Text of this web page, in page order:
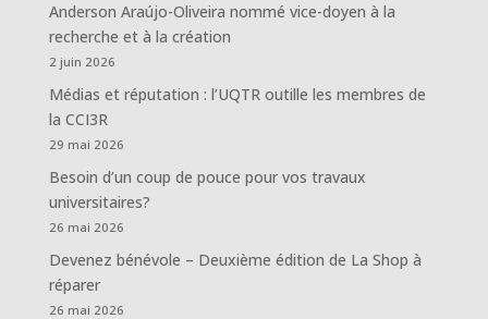
Anderson Araújo-Oliveira nommé vice-doyen à la
recherche et à la création
2 juin 2026
Médias et réputation : l’UQTR outille les membres de
la CCI3R
29 mai 2026
Besoin d’un coup de pouce pour vos travaux
universitaires?
26 mai 2026
Devenez bénévole – Deuxième édition de La Shop à
réparer
26 mai 2026